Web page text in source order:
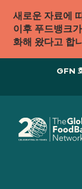
새로운 자료에
이후 푸드뱅크
화해 왔다고 합
GFN